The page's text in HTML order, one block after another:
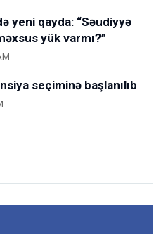
yeni qayda: “Səudiyyə
yük varmı?”
seçiminə başlanılıb